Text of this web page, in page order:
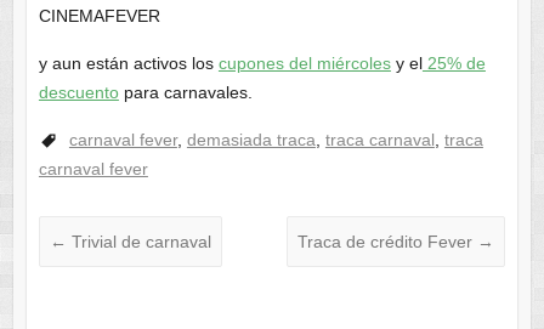
CINEMAFEVER
y aun están activos los cupones del miércolesy el25% de
descuentopara carnavales.
carnaval fever, demasiada traca traca carnaval traca
carnaval fever
← Trivial de carnaval Traca de crédito Fever →